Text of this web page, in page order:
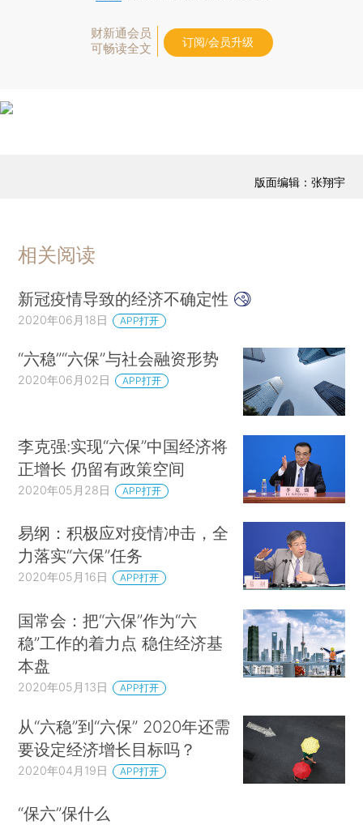
财新通会员
可畅读全文
订阅/会员升级
版面编辑：张翔宇
相关阅读
新冠疫情导致的经济不确定性
2020年06月18日 APP打开
“六稳”“六保”与社会融资形势
2020年06月02日 APP打开
李克强:实现“六保”中国经济将
正增长 仍留有政策空间
2020年05月28日 APP打开
易纲：积极应对疫情冲击，全
力落实“六保”任务
2020年05月16日 APP打开
国常会：把“六保”作为“六
稳”工作的着力点 稳住经济基
本盘
2020年05月13日 APP打开
从“六稳”到“六保” 2020年还需
要设定经济增长目标吗？
2020年04月19日 APP打开
“保六”保什么